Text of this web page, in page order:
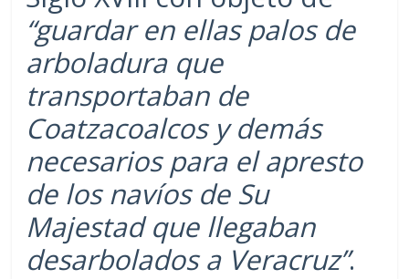
“guardar en ellas palos de
arboladura que
transportaban de
Coatzacoalcos y demás
necesarios para el apresto
de los navíos de Su
Majestad que llegaban
desarbolados a Veracruz”.